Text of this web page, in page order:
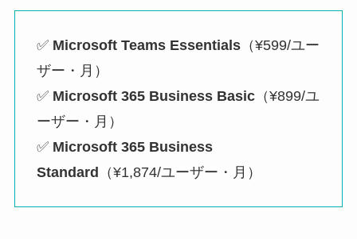
✅ Microsoft Teams Essentials（¥599/ユー
ザー・月）
✅ Microsoft 365 Business Basic（¥899/ユ
ーザー・月）
✅ Microsoft 365 Business
Standard
（¥1,874/ユーザー・月）